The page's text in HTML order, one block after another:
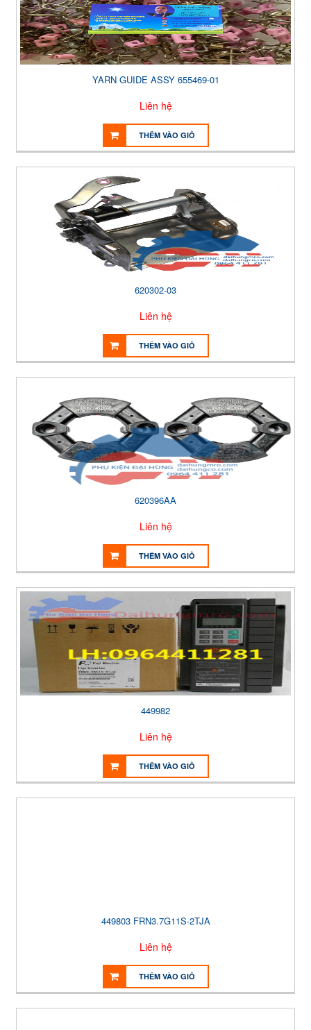
YARN GUIDE ASSY 655469-01
Liên hệ
THÊM VÀO GIỎ
620302-03
Liên hệ
THÊM VÀO GIỎ
620396AA
Liên hệ
THÊM VÀO GIỎ
449982
Liên hệ
THÊM VÀO GIỎ
449803 FRN3.7G11S-2TJA
Liên hệ
THÊM VÀO GIỎ